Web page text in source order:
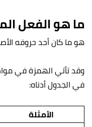
ما هو الفعل
هو ما كان أحد حروفه
وقد تأتي الهمزة في
في الجدول أدناه:
الأمثلة